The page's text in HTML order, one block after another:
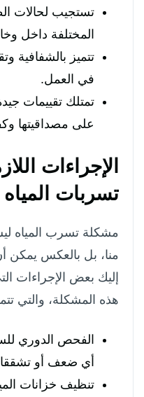
تستجيب لحالات
المختلفة داخل
تتميز بالشفافية
في العمل.
تمتلك تقييمات
على مصداقيتها
الإجراءات
تسربات المياه
مشكلة تسرب المياه
منا، بل بالعكس يمكن
إليك بعض الإجراءات
هذه المشكلة، والتي
الفحص الدوري
أي ضعف أو
تنظيف خزانات